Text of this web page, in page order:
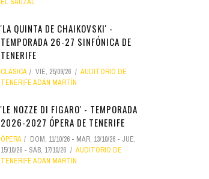
'LA QUINTA DE CHAIKOVSKI' -
TEMPORADA 26-27 SINFÓNICA DE
TENERIFE
CLÁSICA VIE, 25/09/26
AUDITORIO DE
TENERIFE ADÁN MARTÍN
'LE NOZZE DI FIGARO' - TEMPORADA
2026-2027 ÓPERA DE TENERIFE
ÓPERA DOM, 11/10/26 - MAR, 13/10/26 - JUE,
15/10/26 - SÁB, 17/10/26
AUDITORIO DE
TENERIFE ADÁN MARTÍN